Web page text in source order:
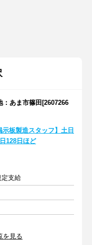
あま市篠田[2607266
示板製造スタッフ】土日
128日ほど
定支給
を見る